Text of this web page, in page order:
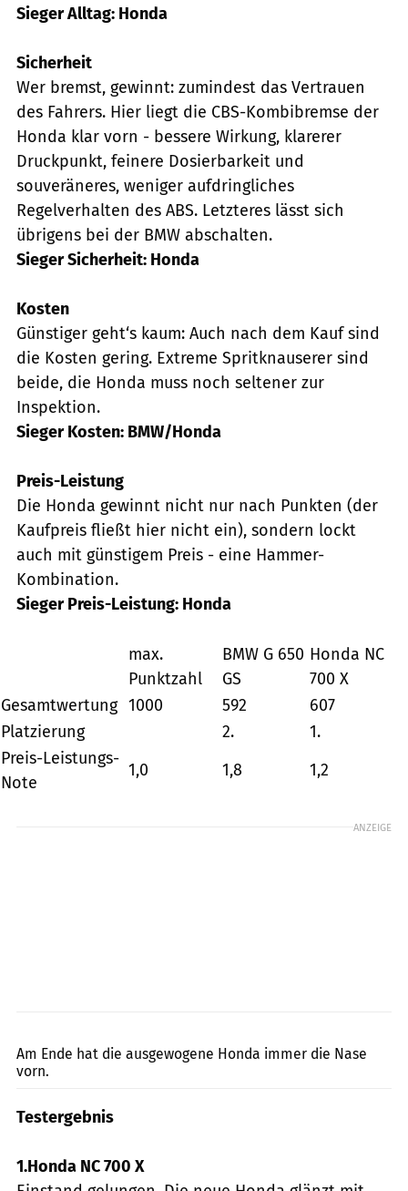
Sieger Alltag: Honda
Sicherheit
Wer bremst, gewinnt: zumindest das Vertrauen
des Fahrers. Hier liegt die CBS-Kombibremse der
Honda klar vorn - bessere Wirkung, klarerer
Druckpunkt, feinere Dosierbarkeit und
souveräneres, weniger aufdringliches
Regelverhalten des ABS. Letzteres lässt sich
übrigens bei der BMW abschalten.
Sieger Sicherheit: Honda
Kosten
Günstiger geht‘s kaum: Auch nach dem Kauf sind
die Kosten gering. Extreme Spritknauserer sind
beide, die Honda muss noch seltener zur
Inspektion.
Sieger Kosten: BMW/Honda
Preis-Leistung
Die Honda gewinnt nicht nur nach Punkten (der
Kaufpreis fließt hier nicht ein), sondern lockt
auch mit günstigem Preis - eine Hammer-
Kombination.
Sieger Preis-Leistung: Honda
max.
Punktzahl
BMW G 650
GS
Honda NC
700 X
Gesamtwertung 1000 592
607
Platzierung
2.
1.
Preis-Leistungs-
Note
1,0 1,8 1,2
ANZEIGE
Am Ende hat die ausgewogene Honda immer die Nase
vorn.
Testergebnis
1.Honda NC 700 X